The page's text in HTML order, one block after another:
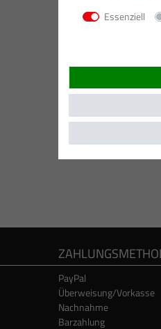
PayPal
Überweisung/Vorkasse
Nachnahme
Barzahlung
Essenziell